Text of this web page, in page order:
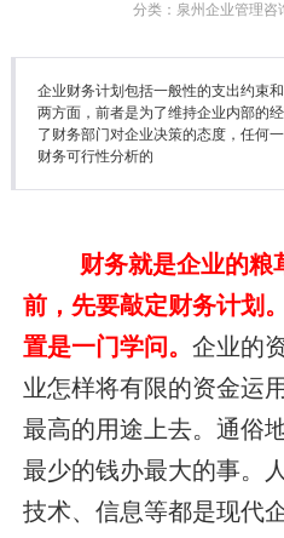
分类：泉州企业管理咨
企业财务计划包括一般性的支出约束
两方面，前者是为了维持企业内部的
了财务部门对企业决策的态度，任何
财务可行性分析的
财务就是企业的粮
前，先要敲定财务计划
置是一门学问。企业的
业怎样将有限的资金运
最高的用途上去。通俗
最少的钱办最大的事。
技术、信息等都是现代